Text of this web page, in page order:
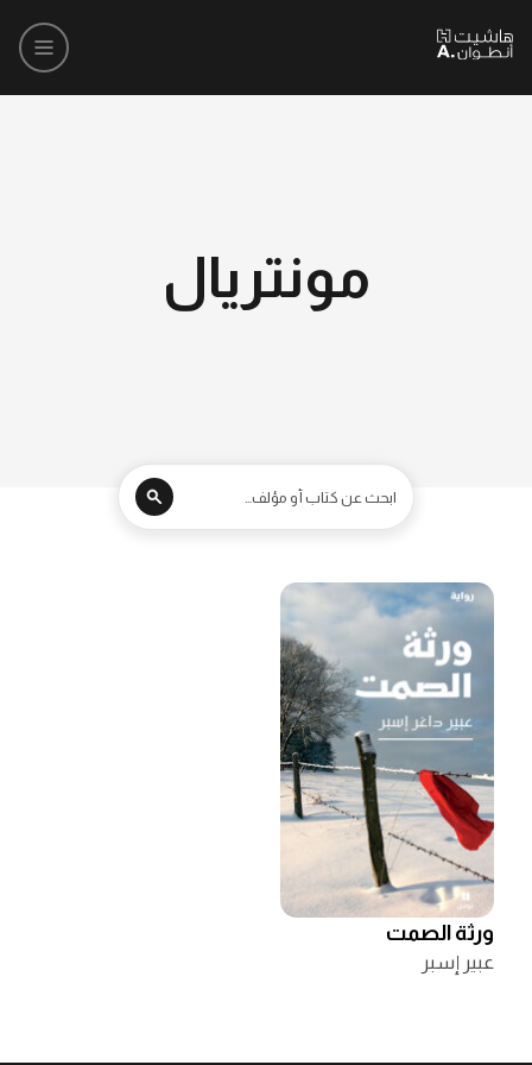
مونتريال
ورثة الصمت
عبير إسبر